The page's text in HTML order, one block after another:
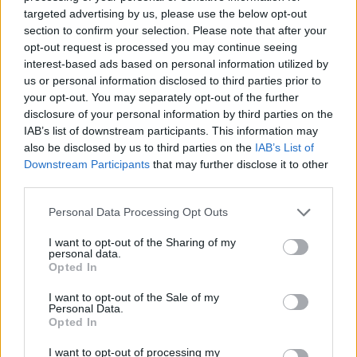
targeted advertising by us, please use the below opt-out
section to confirm your selection. Please note that after your
opt-out request is processed you may continue seeing
interest-based ads based on personal information utilized by
us or personal information disclosed to third parties prior to
your opt-out. You may separately opt-out of the further
disclosure of your personal information by third parties on the
IAB’s list of downstream participants. This information may
also be disclosed by us to third parties on the IAB’s List of
Downstream Participants that may further disclose it to other
Please note that this website/app uses one or more Google
not limited to your visit or usage behaviour. You may click to
grant or deny consent to Google and its third-party tags to
use your data for below specified purposes in below Google
consent section.
Personal Data Processing Opt Outs
I want to opt-out of the Sharing of my
personal data.
Opted In
I want to opt-out of the Sale of my
Personal Data.
Opted In
I want to opt-out of processing my